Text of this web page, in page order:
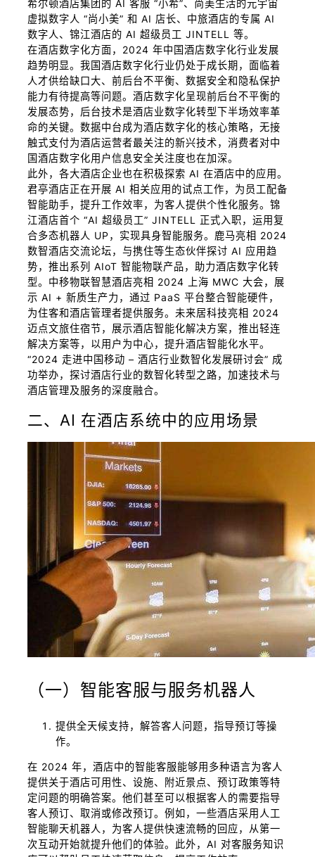
希尔顿酒店集团的 AI 客服 “小希”、尚美生活的元宇宙
虚拟数字人 “尚小美” 和 AI 店长、中旅酒店的专属 AI
数字人、锦江酒店的 AI 超级员工 JINTELL 等。
在酒店数字化方面，2024 年中国酒店数字化行业发展
趋势明显。我国酒店数字化行业仍处于成长期，面临着
人才供给缺口大、前后台不平衡、数据安全和隐私保护
能力有待提高等问题。酒店数字化呈现前后台不平衡的
发展态势，后台技术是酒店业数字化转型下半场效率革
命的关键。数据中台成为酒店数字化的核心策略，无接
触式支付为酒店运营者最关注的新兴技术，消费者对中
国酒店数字化用户信息安全关注度也在加深。
此外，各大酒店企业也在积极探索 AI 在酒店中的应用。
君亭酒店正在开展 AI 相关应用的试点工作，为员工配备
智能助手，提升工作效率，为客人提供个性化服务。锦
江酒店首个 “AI 超级员工” JINTELL 正式入职，运用复
合多态机器人 UP，实现具身智能服务。鹿马亮相 2024
数智酒店交流论坛，与携住等生态伙伴探讨 AI 应用趋
势，推出系列 AIoT 智能物联产品，助力酒店数字化转
型。中移物联智慧酒店亮相 2024 上海 MWC 大会，展
示 AI + 新质生产力，通过 PaaS 平台整合智能硬件，
为住客和酒店管理者提供服务。未来居科技亮相 2024
迈点文旅住宿节，展示酒店智能化解决方案，推出轻连
解决方案等，以用户为中心，提升酒店智能化水平。
“2024 走进中国移动 – 酒店行业数智化发展研讨会” 成
功举办，探讨酒店行业的数智化转型之路，加速技术与
酒店管理及服务的深度融合。
二、AI 在酒店系统中的应用场景
（一）智能客服与服务机器人
提供全天候支持，解答客人问题，指导预订等操
作。
在 2024 年，酒店中的智能客服能够用多种语言为客人
提供关于酒店可用性、设施、附近景点、预订政策等特
定问题的明确答案。他们甚至可以根据客人的需要指导
客人预订、取消或修改预订。例如，一些酒店采用人工
智能聊天机器人，为客人提供快速流畅的回应，从第一
次互动开始就提升他们的体验。此外，AI 对客服务知识